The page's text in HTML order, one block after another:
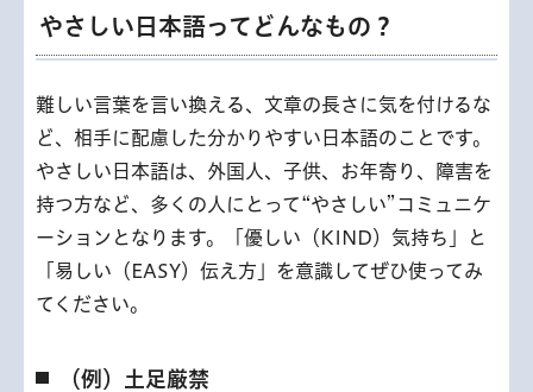
やさしい日本語ってどんなもの？
難しい言葉を言い換える、文章の長さに気を付けるな
ど、相手に配慮した分かりやすい日本語のことです。
やさしい日本語は、外国人、子供、お年寄り、障害を
持つ方など、多くの人にとって“やさしい”コミュニケ
ーションとなります。「優しい（KIND）気持ち」と
「易しい（EASY）伝え方」を意識してぜひ使ってみ
てください。
（例）土足厳禁